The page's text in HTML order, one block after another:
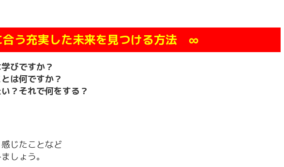
う充実した未来を見つける方法 ∞
びですか？
は何ですか？
？それで何をする？
じたことなど
しょう。